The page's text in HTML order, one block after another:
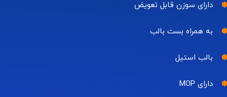
دارای سوزن قابل تعویض
به همراه بست بالب
بالب استیل
دارای MOP